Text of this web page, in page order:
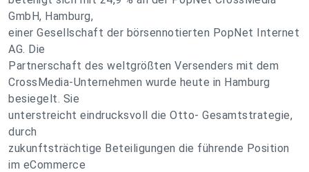
GmbH, Hamburg,
einer Gesellschaft der börsennotierten PopNet Internet
AG. Die
Partnerschaft des weltgrößten Versenders mit dem
CrossMedia-Unternehmen wurde heute in Hamburg
besiegelt. Sie
unterstreicht eindrucksvoll die Otto- Gesamtstrategie,
durch
zukunftsträchtige Beteiligungen die führende Position
im eCommerce